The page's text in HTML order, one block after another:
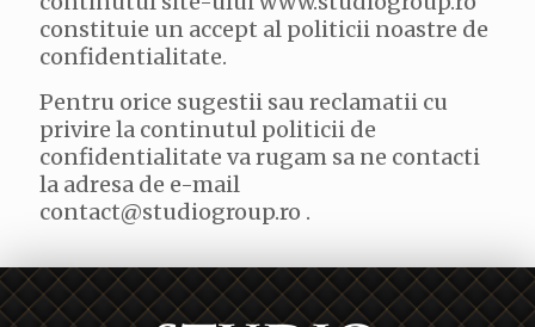
constituie un accept al politicii noastre de
confidentialitate.
Pentru orice sugestii sau reclamatii cu
privire la continutul politicii de
confidentialitate va rugam sa ne contacti
la adresa de e-mail
contact@studiogroup.ro .